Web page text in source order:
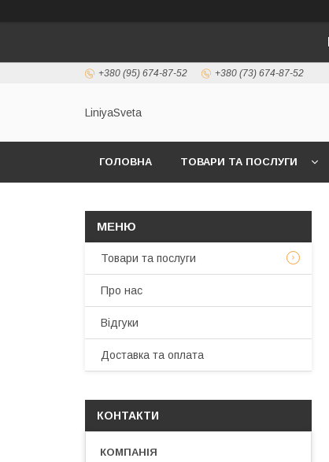
+380 (95) 674-87-52 +380 (73) 674-87-52
LiniyaSveta
ГОЛОВНА ТОВАРИ ТА ПОСЛУГИ
Товари та послуги
Про нас
Відгуки
Доставка та оплата
КОНТАКТИ